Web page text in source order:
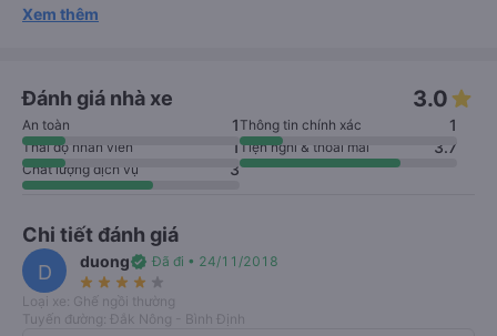
Xem thêm
Đánh giá nhà xe 3.0
An toàn 1Thông tin chính xác 1
Thái độ nhân viên 1Tiện nghi & thoải mái 3.7
Chất lượng dịch vụ 3
Chi tiết đánh giá
D duongverified Đã đi • 24/11/2018
star_rate star_rate star_rate star_rate star_rate
Loại xe: Ghế ngồi thường
Tuyến đường: Đắk Nông - Bình Định